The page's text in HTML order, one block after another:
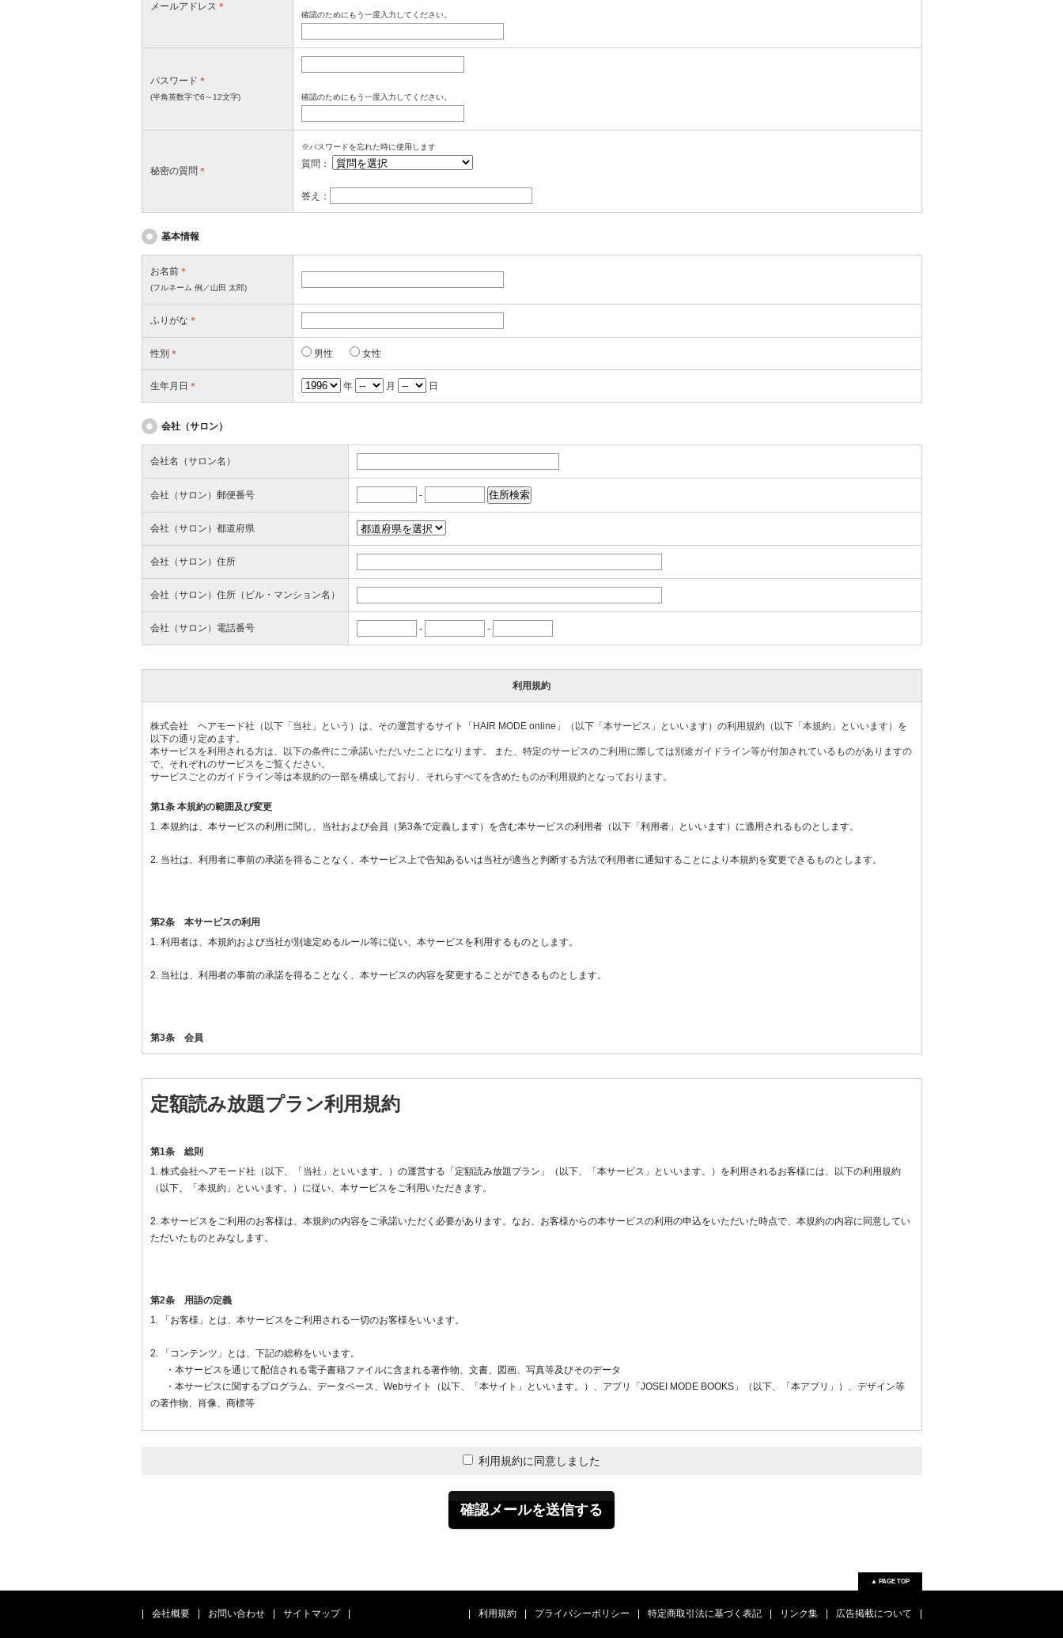
メールアドレス ＊
確認のためにもう一度入力してください。
パスワード ＊
(半角英数字で6～12文字) 確認のためにもう一度入力してください。
秘密の質問 ＊
※パスワードを忘れた時に使用します
質問：
答え：
基本情報
お名前＊
(フルネーム 例／山田 太郎)
ふりがな ＊
性別 ＊ 男性 女性
生年月日 ＊ 年 月 日
会社（サロン）
会社名（サロン名）
会社（サロン）郵便番号 -
会社（サロン）都道府県
会社（サロン）住所
会社（サロン）住所（ビル・マンション名）
会社（サロン）電話番号 - -
利用規約
株式会社 ヘアモード社（以下「当社」という）は、その運営するサイト「HAIR MODE online」（以下「本サービス」といいます）の利用規約（以下「本規約」といいます）を
以下の通り定めます。
本サービスを利用される方は、以下の条件にご承諾いただいたことになります。 また、特定のサービスのご利用に際しては別途ガイドライン等が付加されているものがありますの
で、それぞれのサービスをご覧ください。
サービスごとのガイドライン等は本規約の一部を構成しており、それらすべてを含めたものが利用規約となっております。
第1条 本規約の範囲及び変更
1. 本規約は、本サービスの利用に関し、当社および会員（第3条で定義します）を含む本サービスの利用者（以下「利用者」といいます）に適用されるものとします。
2. 当社は、利用者に事前の承諾を得ることなく、本サービス上で告知あるいは当社が適当と判断する方法で利用者に通知することにより本規約を変更できるものとします。
第2条 本サービスの利用
1. 利用者は、本規約および当社が別途定めるルール等に従い、本サービスを利用するものとします。
2. 当社は、利用者の事前の承諾を得ることなく、本サービスの内容を変更することができるものとします。
第3条 会員
「会員」とは、本規約を承認いただいた上、当社所定の手続に従い会員登録を申請し、当社がこれを承認した方をいいます。
2. 当社は、以下の各号のいずれかに該当する場合、当該登録申請を承認しない場合があります。
(2) 入会希望者の申請内容に虚偽の事項が含まれている場合
会員は、住所、氏名、電話番号、その他当社に届出ている事項に変更が生じた場合には、当社が別途指定する方法により、すみやかに当社に届出るものとします。
3. 会員は、メールアドレス（ログインID）およびパスワードの管理不十分、使用上の過誤、第三者の使用などに起因する損害につき自ら責任を負うものとします。
定額読み放題プラン利用規約
第1条 総則
1. 株式会社ヘアモード社（以下、「当社」といいます。）の運営する「定額読み放題プラン」（以下、「本サービス」といいます。）を利用されるお客様には、以下の利用規約
（以下、「本規約」といいます。）に従い、本サービスをご利用いただきます。
2. 本サービスをご利用のお客様は、本規約の内容をご承諾いただく必要があります。なお、お客様からの本サービスの利用の申込をいただいた時点で、本規約の内容に同意してい
ただいたものとみなします。
第2条 用語の定義
1. 「お客様」とは、本サービスをご利用される一切のお客様をいいます。
2. 「コンテンツ」とは、下記の総称をいいます。
・本サービスを通じて配信される電子書籍ファイルに含まれる著作物、文書、図画、写真等及びそのデータ
・本サービスに関するプログラム、データベース、Webサイト（以下、「本サイト」といいます。）、アプリ「JOSEI MODE BOOKS」（以下、「本アプリ」）、デザイン等
の著作物、肖像、商標等
読み放題となる「スタンダードストックプラン」、及び最新号の雑誌と発売から30日以内の臨時増刊・書籍が読み放題になる「30日レンタルプラン」があります。
利用規約に同意しました
▲ PAGE TOP
会社概要 お問い合わせ サイトマップ 利用規約 プライバシーポリシー 特定商取引法に基づく表記 リンク集 広告掲載について